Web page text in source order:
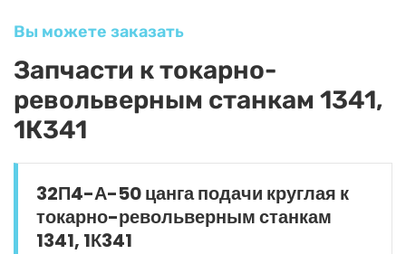
Вы можете заказать
Запчасти к токарно-
револьверным станкам 1341,
1К341
32П4-А-50 цанга подачи круглая к
токарно-револьверным станкам
1341, 1К341